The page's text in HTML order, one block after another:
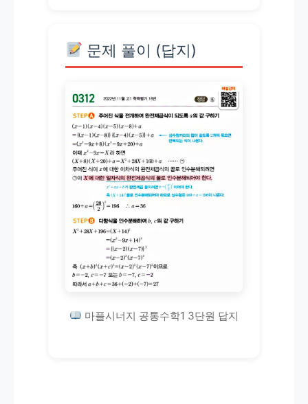
문제 풀이 (답지)
마플시너지 공통수학1 3단원 답지